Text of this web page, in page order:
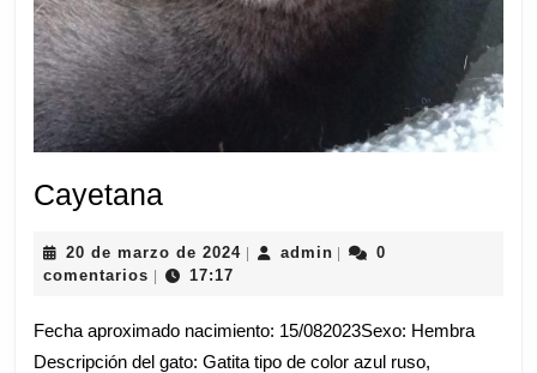
Cayetana
20 de marzo de 202420
2024
| adminadmin
|
0
comentarios | 17:17
Fecha aproximado nacimiento: 15/082023Sexo: Hembra
Descripción del gato: Gatita tipo de color azul ruso,